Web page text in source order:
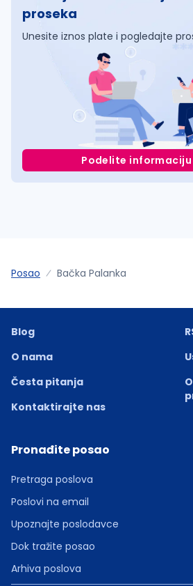
proseka
Unesite iznos plate i pogledajte
Podelite
Posao Bačka Palanka
Blog
O nama
Česta pitanja
Kontaktirajte nas
Pronađite posao
Pretraga poslova
Poslovi na email
Upoznajte poslodavce
Dok tražite posao
Arhiva poslova